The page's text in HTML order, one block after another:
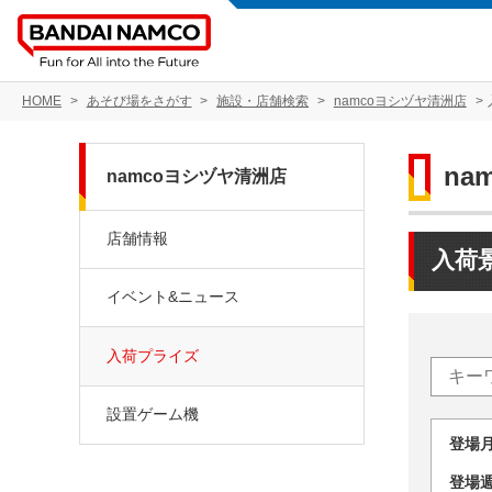
HOME あそび場をさがす 施設・店舗検索 namcoヨシヅヤ清洲店
入荷
登
登
namcoヨシヅヤ清洲店
店舗情報
イベント&ニュース
入荷プライズ
設置ゲーム機